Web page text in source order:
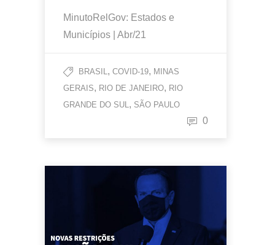
MinutoRelGov: Estados e
Municípios | Abr/21
BRASIL, COVID-19, MINAS
GERAIS, RIO DE JANEIRO, RIO
GRANDE DO SUL, SÃO PAULO
0